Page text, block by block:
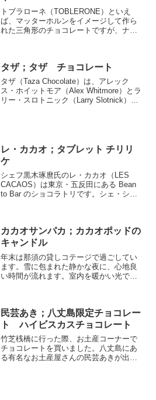
トブラローネ（TOBLERONE）といえ
ば、マッターホルンをイメージして作ら
れた三角形のチョコレートですが、ナチ
した。ナチュラルロー...
タザ；タザ チョコレート
タザ（Taza Chocolate）は、アレック
ス・ホイットモア（Alex Whitmore）とラ
リー・スロトニック（Larry Slotnick）と
レ・カカオ；タブレット チリリ
ケ
シェフ黒木琢麿氏のレ・カカオ（LES
CACAOS）は東京・五反田にある Bean
to Bar のショコラトリです。シェ・シマ
カカオサンパカ；カカオポッドの
キャンドル
年末は那須の貸しコテージで過ごしてい
ます。雪に包まれた静かな夜に、心地良
い時間が流れます。室内を暖かい光で灯
したカカオポッド...
民芸あき；八丈島限定チョコレー
ト ハイビスカスチョコレート
竹芝桟橋に行った際、お土産コーナーで
チョコレートを買いました。八丈島にあ
る有名なお土産屋さんの民芸あきが出し